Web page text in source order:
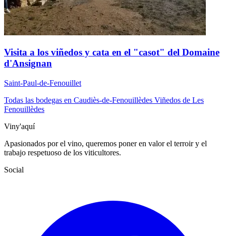
Visita a los viñedos y cata en el "casot" del Domaine
d'Ansignan
Saint-Paul-de-Fenouillet
Todas las bodegas en Caudiès-de-Fenouillèdes Viñedos de Les
Fenouillèdes
Viny'aquí
Apasionados por el vino, queremos poner en valor el terroir y el
trabajo respetuoso de los viticultores.
Social